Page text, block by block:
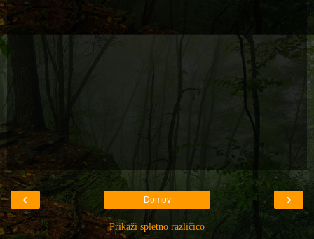
‹ ›
Domov
Prikaži spletno različico